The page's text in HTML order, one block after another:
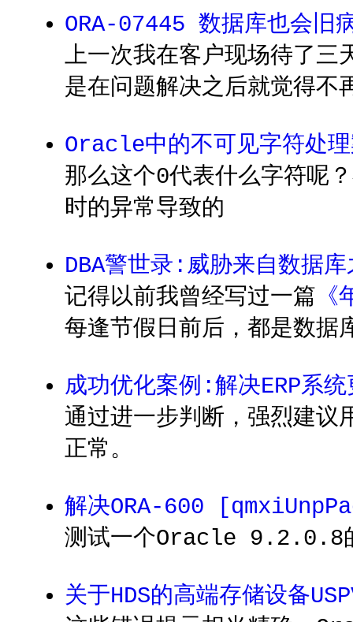
ORA-07445 数据库也会旧
上一次我在客户现场待了三
是在问题解决之后就觉得不
Oracle中的不可见字符处
那么这个0代表什么字符呢
时的异常导致的
DBA警世录:威胁来自数据库
记得以前我曾经写过一篇
每逢节假日前后，都是数据
成功优化案例:解决ERP系
通过进一步判断，强烈建议
正常。
解决ORA-600
测试一个Oracle 9.2.0.8
关于HDS的高端存储设备